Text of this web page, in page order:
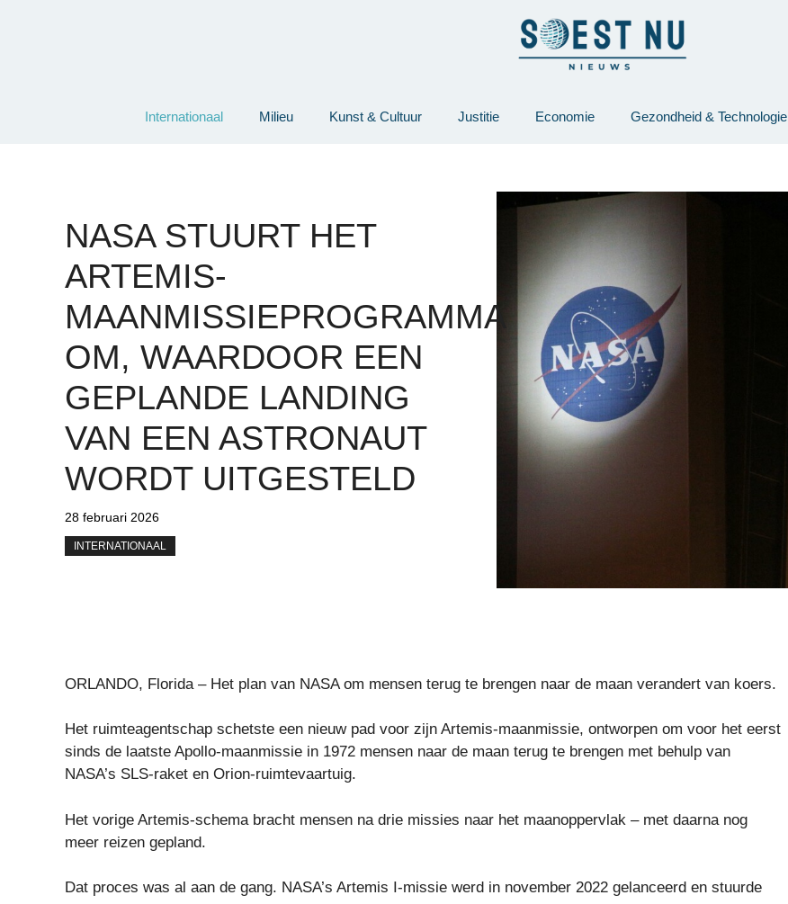
Internationaal Milieu Kunst & Cultuur Justitie Economie Gezondheid & Technologie
NASA STUURT HET
ARTEMIS-
MAANMISSIEPROGRAMMA
OM, WAARDOOR EEN
GEPLANDE LANDING
VAN EEN ASTRONAUT
WORDT UITGESTELD
28 februari 2026
INTERNATIONAAL
ORLANDO, Florida – Het plan van NASA om mensen terug te brengen naar de maan verandert van koers.
Het ruimteagentschap schetste een nieuw pad voor zijn Artemis-maanmissie, ontworpen om voor het eerst
sinds de laatste Apollo-maanmissie in 1972 mensen naar de maan terug te brengen met behulp van
NASA’s SLS-raket en Orion-ruimtevaartuig.
Het vorige Artemis-schema bracht mensen na drie missies naar het maanoppervlak – met daarna nog
meer reizen gepland.
Dat proces was al aan de gang. NASA’s Artemis I-missie werd in november 2022 gelanceerd en stuurde